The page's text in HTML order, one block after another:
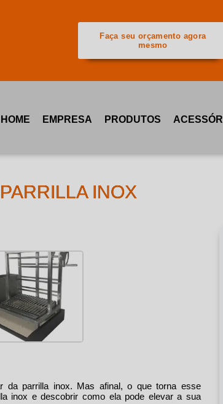
Faça seu orçamento agora
mesmo
HOME EMPRESA PRODUTOS
PARRILLA INOX
da parrilla inox. Mas afinal, o que torna esse
inox e descobrir como ela pode elevar a sua